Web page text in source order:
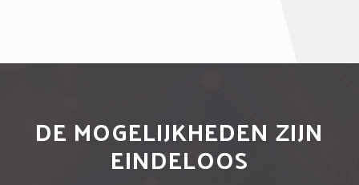
DE MOGELIJKHEDEN ZIJN
EINDELOOS